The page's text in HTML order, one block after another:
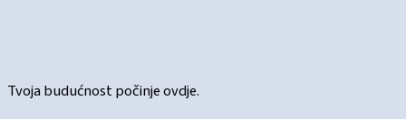
Tvoja budućnost počinje ovdje.